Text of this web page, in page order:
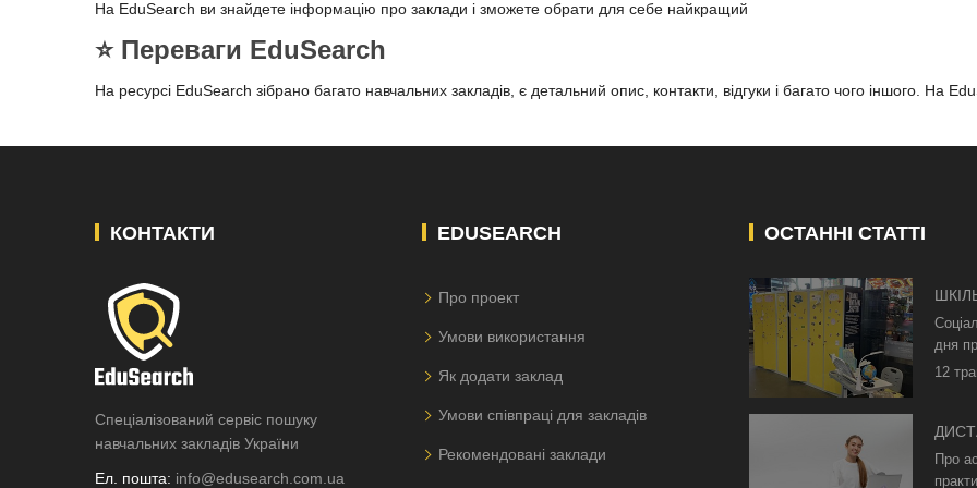
На EduSearch ви знайдете інформацію про заклади і зможете обрати для себе найкращий
⭐️ Переваги EduSearch
На ресурсі EduSearch зібрано багато навчальних закладів, є детальний опис, контакти, відгуки і багато чого іншого. На
КОНТАКТИ
Спеціалізований сервіс пошуку
навчальних закладів України
Ел. пошта: info@edusearch.com.ua
EDUSEARCH
Про проект
Умови використання
Як додати заклад
Умови співпраці для закладів
Рекомендовані заклади
ОСТАННІ СТАТТІ
КИЄВІ
дня
12
БЕЗ
Про